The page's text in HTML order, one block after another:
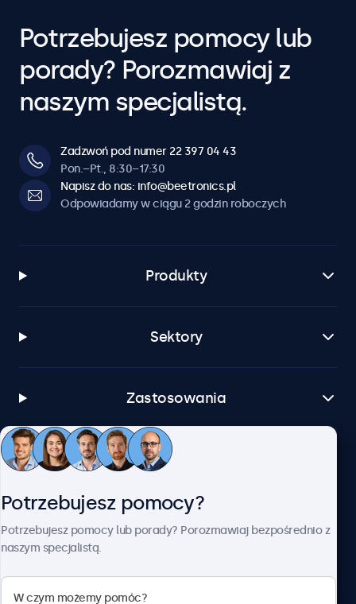
Potrzebujesz pomocy lub
porady? Porozmawiaj z
naszym specjalistą.
Zadzwoń pod numer 22 397 04 43
Pon.–Pt., 8:30–17:30
Napisz do nas: info@beetronics.pl
Odpowiadamy w ciągu 2 godzin roboczych
Produkty
Sektory
Zastosowania
Obsługa klienta
Potrzebujesz pomocy?
Potrzebujesz pomocy lub porady? Porozmawiaj bezpośrednio z
naszym specjalistą.